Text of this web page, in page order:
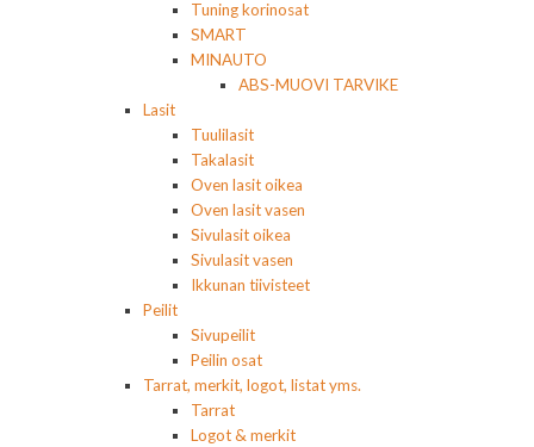
Tuning korinosat
SMART
MINAUTO
ABS-MUOVI TARVIKE
Lasit
Tuulilasit
Takalasit
Oven lasit oikea
Oven lasit vasen
Sivulasit oikea
Sivulasit vasen
Ikkunan tiivisteet
Peilit
Sivupeilit
Peilin osat
Tarrat, merkit, logot, listat yms.
Tarrat
Logot & merkit